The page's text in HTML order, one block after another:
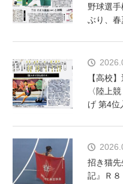
野球選
ぶり、春
【高校
〈陸上
げ 第4
招き猫先
記』Ｒ